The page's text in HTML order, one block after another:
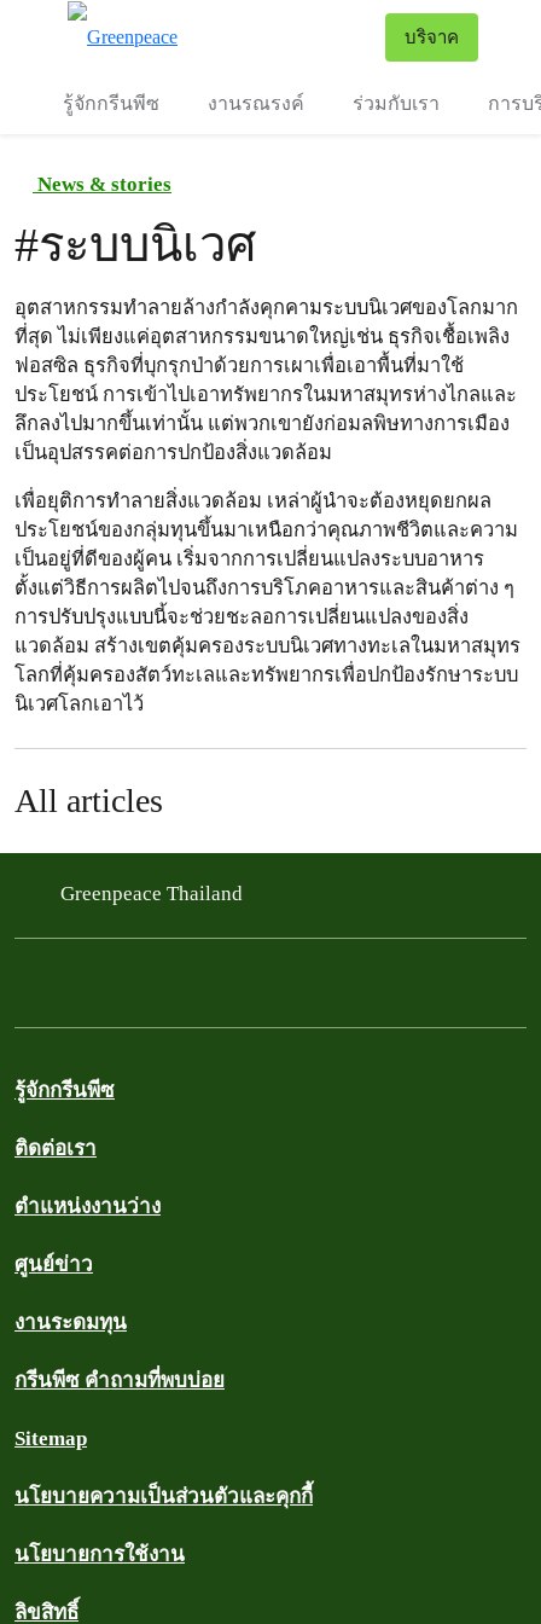
บริจาค
รู้จักกรีนพีซ งานรณรงค์ ร่วมกับเรา การบ
News & stories
#ระบบนิเวศ
อุตสาหกรรมทำลายล้างกำลังคุกคามระบบนิเวศของโลกมาก
ที่สุด ไม่เพียงแค่อุตสาหกรรมขนาดใหญ่เช่น ธุรกิจเชื้อเพลิง
ฟอสซิล ธุรกิจที่บุกรุกป่าด้วยการเผาเพื่อเอาพื้นที่มาใช้
ประโยชน์ การเข้าไปเอาทรัพยากรในมหาสมุทรห่างไกลและ
ลึกลงไปมากขึ้นเท่านั้น แต่พวกเขายังก่อมลพิษทางการเมือง
เป็นอุปสรรคต่อการปกป้องสิ่งแวดล้อม
เพื่อยุติการทำลายสิ่งแวดล้อม เหล่าผู้นำจะต้องหยุดยกผล
ประโยชน์ของกลุ่มทุนขึ้นมาเหนือกว่าคุณภาพชีวิตและความ
เป็นอยู่ที่ดีของผู้คน เริ่มจากการเปลี่ยนแปลงระบบอาหาร
ตั้งแต่วิธีการผลิตไปจนถึงการบริโภคอาหารและสินค้าต่าง ๆ
การปรับปรุงแบบนี้จะช่วยชะลอการเปลี่ยนแปลงของสิ่ง
แวดล้อม สร้างเขตคุ้มครองระบบนิเวศทางทะเลในมหาสมุทร
โลกที่คุ้มครองสัตว์ทะเลและทรัพยากรเพื่อปกป้องรักษาระบบ
นิเวศโลกเอาไว้
All articles
Greenpeace Thailand
รู้จักกรีนพีซ
ติดต่อเรา
ตำแหน่งงานว่าง
ศูนย์ข่าว
งานระดมทุน
กรีนพีซ คำถามที่พบบ่อย
Sitemap
นโยบายความเป็นส่วนตัวและคุกกี้
นโยบายการใช้งาน
ลิขสิทธิ์